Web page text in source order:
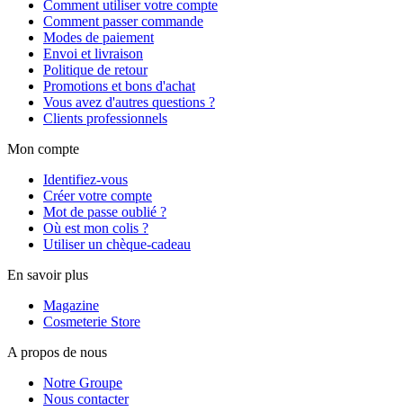
Comment utiliser votre compte
Comment passer commande
Modes de paiement
Envoi et livraison
Politique de retour
Promotions et bons d'achat
Vous avez d'autres questions ?
Clients professionnels
Mon compte
Identifiez-vous
Créer votre compte
Mot de passe oublié ?
Où est mon colis ?
Utiliser un chèque-cadeau
En savoir plus
Magazine
Cosmeterie Store
A propos de nous
Notre Groupe
Nous contacter